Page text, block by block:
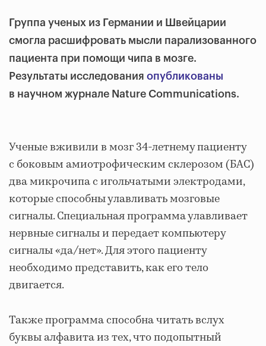
Группа ученых из Германии и Швейцарии
смогла расшифровать мысли парализованного
пациента при помощи чипа в мозге.
Результаты исследования опубликованы
в научном журнале Nature Communications.
Ученые вживили в мозг 34-летнему пациенту
с боковым амиотрофическим склерозом (БАС)
два микрочипа с игольчатыми электродами,
которые способны улавливать мозговые
сигналы. Специальная программа улавливает
нервные сигналы и передает компьютеру
сигналы «да/нет». Для этого пациенту
необходимо представить, как его тело
двигается.
Также программа способна читать вслух
буквы алфавита из тех, что подопытный